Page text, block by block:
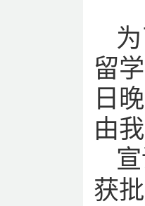
留
日
由
获